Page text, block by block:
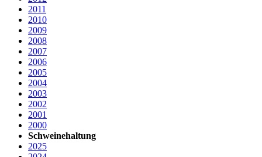
2011
2010
2009
2008
2007
2006
2005
2004
2003
2002
2001
2000
Schweinehaltung
2025